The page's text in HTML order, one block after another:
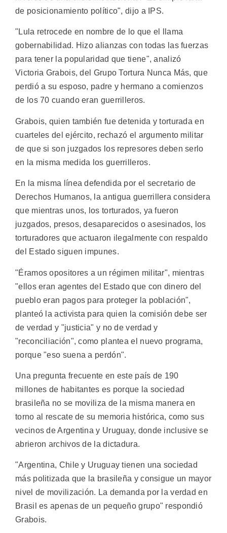
de posicionamiento político", dijo a IPS.
"Lula retrocede en nombre de lo que el llama
gobernabilidad. Hizo alianzas con todas las fuerzas
para tener la popularidad que tiene", analizó
Victoria Grabois, del Grupo Tortura Nunca Más, que
perdió a su esposo, padre y hermano a comienzos
de los 70 cuando eran guerrilleros.
Grabois, quien también fue detenida y torturada en
cuarteles del ejército, rechazó el argumento militar
de que si son juzgados los represores deben serlo
en la misma medida los guerrilleros.
En la misma línea defendida por el secretario de
Derechos Humanos, la antigua guerrillera considera
que mientras unos, los torturados, ya fueron
juzgados, presos, desaparecidos o asesinados, los
torturadores que actuaron ilegalmente con respaldo
del Estado siguen impunes.
"Éramos opositores a un régimen militar", mientras
"ellos eran agentes del Estado que con dinero del
pueblo eran pagos para proteger la población",
planteó la activista para quien la comisión debe ser
de verdad y "justicia" y no de verdad y
"reconciliación", como plantea el nuevo programa,
porque "eso suena a perdón".
Una pregunta frecuente en este país de 190
millones de habitantes es porque la sociedad
brasileña no se moviliza de la misma manera en
torno al rescate de su memoria histórica, como sus
vecinos de Argentina y Uruguay, donde inclusive se
abrieron archivos de la dictadura.
"Argentina, Chile y Uruguay tienen una sociedad
más politizada que la brasileña y consigue un mayor
nivel de movilización. La demanda por la verdad en
Brasil es apenas de un pequeño grupo" respondió
Grabois.